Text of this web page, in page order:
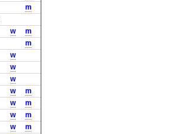
m
w
m
m
w
w
w
w
m
w
m
w
m
w
m